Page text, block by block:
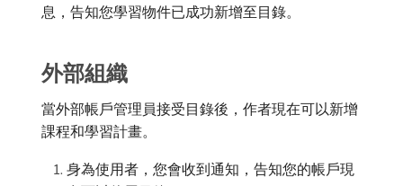
息，告知您學習物件已成功新增至目錄。
外部組織
當外部帳戶管理員接受目錄後，作者現在可以新增
課程和學習計畫。
身為使用者，您會收到通知，告知您的帳戶現